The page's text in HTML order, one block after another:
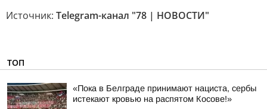
Источник: Telegram-канал "78 | НОВОСТИ"
ТОП
«Пока в Белграде принимают нациста, сербы
истекают кровью на распятом Косове!»